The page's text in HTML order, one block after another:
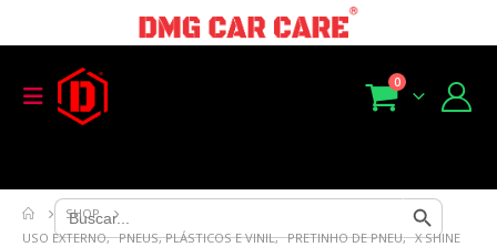
Search
for:
Search Button
0
SHOP
USO EXTERNO, PNEUS, PLÁSTICOS E VINIL, PRETINHO DE PNEU, X SHINE